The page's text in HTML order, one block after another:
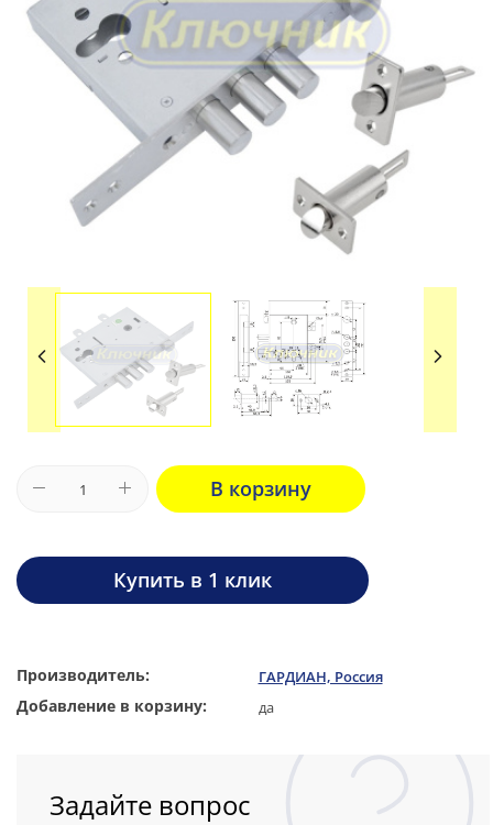
Производитель: ГАРДИАН, Россия
Добавление в корзину: да
В корзину
Купить в 1 клик
Задайте вопрос